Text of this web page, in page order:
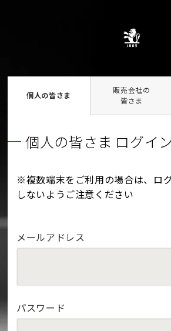
個人の皆さま
販売会社の
皆さま
個人の皆さま ログイン
※複数端末をご利用の場合は、ロ
しないようご注意ください
メールアドレス
パスワード